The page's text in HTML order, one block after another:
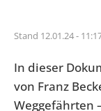
Stand 12.01.24 -
In dieser
von Franz
Weggefährten